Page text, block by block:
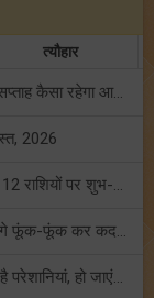
त्यौहार
टैरो साप्ताहिक राशिफल (09 से 15 अगस्त, 2026): ये सप्ताह कैसा रहेगा आपके लिए? जानें!
2026
कर्क राशि में लगेगा साल का दूसरा बड़ा सूर्य ग्रहण: जानें 12 राशियों पर शुभ-अशुभ प्रभाव!
कर्क राशि में बुध के प्रवेश से, इन 4 राशियों को रखने होंगे फूंक-फूंक कर कदम!
बुध का कर्क राशि में गोचर: इन 2 राशियों की बढ़ा सकता है परेशानियां, हो जाएं सावधान!